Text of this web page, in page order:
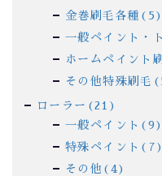
金巻刷毛各種(5)
一般ペイント・
ホームペイント
その他特殊刷毛
ローラー(21)
一般ペイント(9)
特殊ペイント(7)
その他(4)